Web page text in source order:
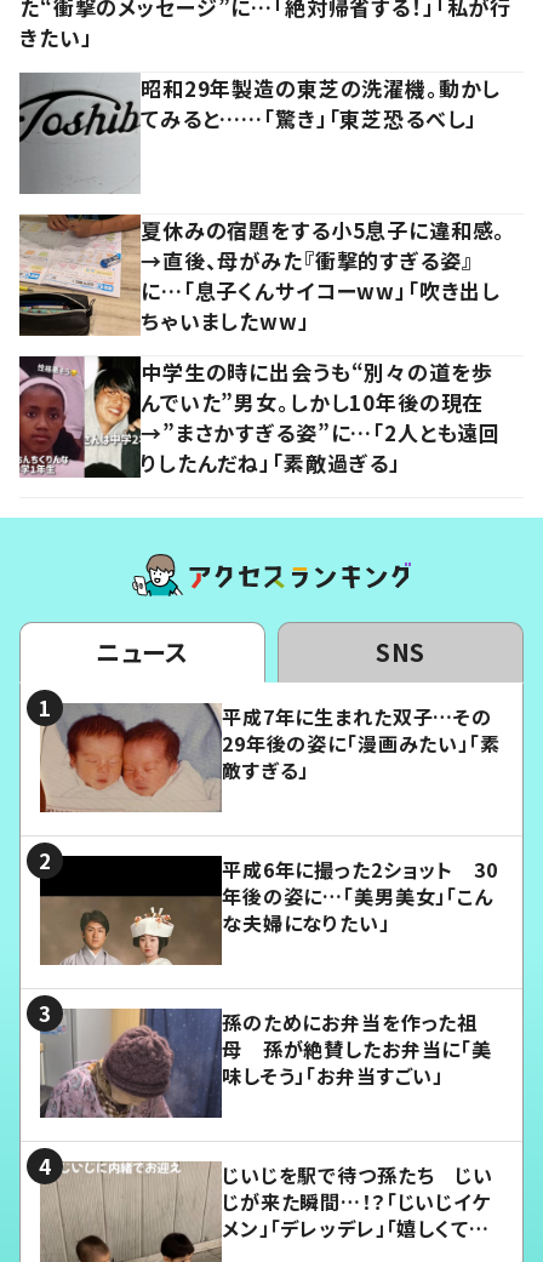
た“衝撃のメッセージ”に…「絶対帰省する！」「私が行
きたい」
昭和29年製造の東芝の洗濯機。動かし
てみると……「驚き」「東芝恐るべし」
夏休みの宿題をする小5息子に違和感。
→直後、母がみた『衝撃的すぎる姿』
に…「息子くんサイコーww」「吹き出し
ちゃいましたww」
中学生の時に出会うも“別々の道を歩
んでいた”男女。しかし10年後の現在
→”まさかすぎる姿”に…「2人とも遠回
りしたんだね」「素敵過ぎる」
ニュース SNS
平成7年に生まれた双子…その
29年後の姿に「漫画みたい」「素
敵すぎる」
平成6年に撮った2ショット 30
年後の姿に…「美男美女」「こん
な夫婦になりたい」
孫のためにお弁当を作った祖
母 孫が絶賛したお弁当に「美
味しそう」「お弁当すごい」
じいじを駅で待つ孫たち じい
じが来た瞬間…！？「じいじイケ
メン」「デレッデレ」「嬉しくて可